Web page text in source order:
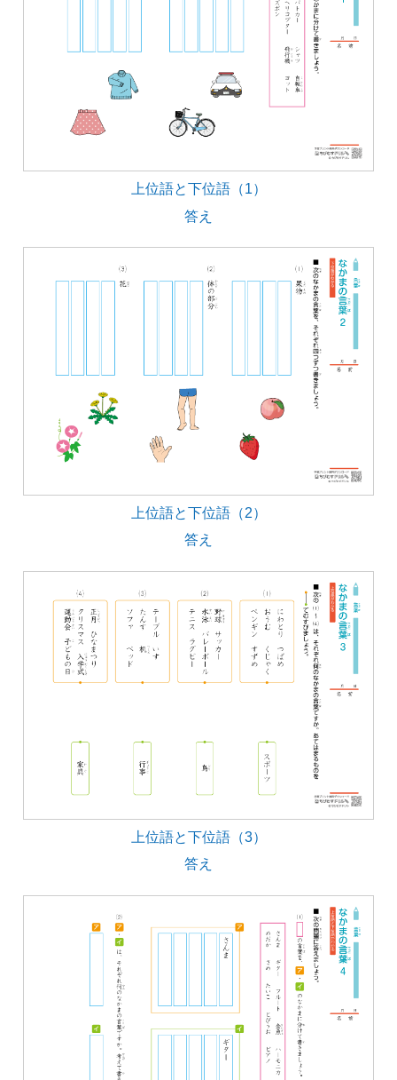
上位語と下位語（1）
答え
上位語と下位語（2）
答え
上位語と下位語（3）
答え